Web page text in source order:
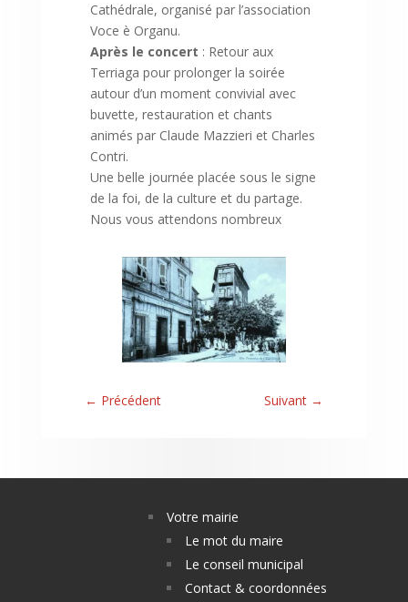
Cathédrale, organisé par l’association
Voce è Organu.
Après le concert : Retour aux
Terriaga pour prolonger la soirée
autour d’un moment convivial avec
buvette, restauration et chants
animés par Claude Mazzieri et Charles
Contri.
Une belle journée placée sous le signe
de la foi, de la culture et du partage.
Nous vous attendons nombreux
← Précédent Suivant →
Votre mairie
Le mot du maire
Le conseil municipal
Contact & coordonnées